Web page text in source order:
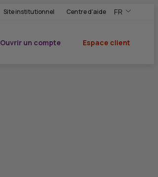
Site institutionnel Centre d'aide FR
,Version
,Changer de
Ouvrir un compte
Espace client